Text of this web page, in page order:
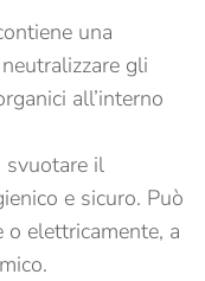
una
gli
all’interno
svuotare il
e sicuro. Può
o elettricamente, a